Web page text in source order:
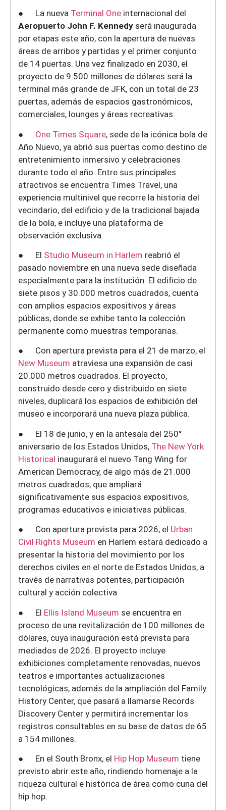
● La nueva Terminal One internacional del
Aeropuerto John F. Kennedy será inaugurada
por etapas este año, con la apertura de nuevas
áreas de arribos y partidas y el primer conjunto
de 14 puertas. Una vez finalizado en 2030, el
proyecto de 9.500 millones de dólares será la
terminal más grande de JFK, con un total de 23
puertas, además de espacios gastronómicos,
comerciales, lounges y áreas recreativas.
● One Times Square, sede de la icónica bola de
Año Nuevo, ya abrió sus puertas como destino de
entretenimiento inmersivo y celebraciones
durante todo el año. Entre sus principales
atractivos se encuentra Times Travel, una
experiencia multinivel que recorre la historia del
vecindario, del edificio y de la tradicional bajada
de la bola, e incluye una plataforma de
observación exclusiva.
● El Studio Museum in Harlem reabrió el
pasado noviembre en una nueva sede diseñada
especialmente para la institución. El edificio de
siete pisos y 30.000 metros cuadrados, cuenta
con amplios espacios expositivos y áreas
públicas, donde se exhibe tanto la colección
permanente como muestras temporarias.
● Con apertura prevista para el 21 de marzo, el
New Museum atraviesa una expansión de casi
20.000 metros cuadrados. El proyecto,
construido desde cero y distribuido en siete
niveles, duplicará los espacios de exhibición del
museo e incorporará una nueva plaza pública.
● El 18 de junio, y en la antesala del 250°
aniversario de los Estados Unidos, The New York
Historical inaugurará el nuevo Tang Wing for
American Democracy, de algo más de 21.000
metros cuadrados, que ampliará
significativamente sus espacios expositivos,
programas educativos e iniciativas públicas.
● Con apertura prevista para 2026, el Urban
Civil Rights Museum en Harlem estará dedicado a
presentar la historia del movimiento por los
derechos civiles en el norte de Estados Unidos, a
través de narrativas potentes, participación
cultural y acción colectiva.
● El Ellis Island Museum se encuentra en
proceso de una revitalización de 100 millones de
dólares, cuya inauguración está prevista para
mediados de 2026. El proyecto incluye
exhibiciones completamente renovadas, nuevos
teatros e importantes actualizaciones
tecnológicas, además de la ampliación del Family
History Center, que pasará a llamarse Records
Discovery Center y permitirá incrementar los
registros consultables en su base de datos de 65
a 154 millones.
● En el South Bronx, el Hip Hop Museum tiene
previsto abrir este año, rindiendo homenaje a la
riqueza cultural e histórica de área como cuna del
hip hop.